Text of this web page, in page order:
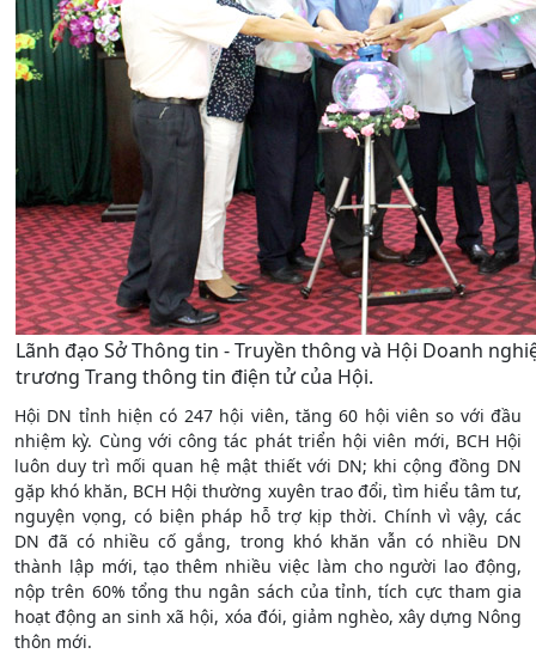
Lãnh đạo Sở Thông tin - Truyền thông và Hội Doanh
trương Trang thông tin điện tử của Hội.
Hội DN tỉnh hiện có 247 hội viên, tăng 60 hội viên so với đầu
nhiệm kỳ. Cùng với công tác phát triển hội viên mới, BCH Hội
luôn duy trì mối quan hệ mật thiết với DN; khi cộng đồng DN
gặp khó khăn, BCH Hội thường xuyên trao đổi, tìm hiểu tâm tư,
nguyện vọng, có biện pháp hỗ trợ kịp thời. Chính vì vậy, các
DN đã có nhiều cố gắng, trong khó khăn vẫn có nhiều DN
thành lập mới, tạo thêm nhiều việc làm cho người lao động,
nộp trên 60% tổng thu ngân sách của tỉnh, tích cực tham gia
hoạt động an sinh xã hội, xóa đói, giảm nghèo, xây dựng Nông
thôn mới.